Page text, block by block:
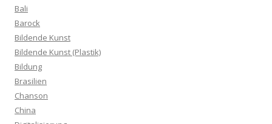
Bali
Barock
Bildende Kunst
Bildende Kunst (Plastik)
Bildung
Brasilien
Chanson
China